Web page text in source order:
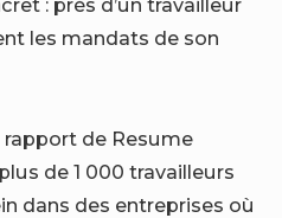
: près d’un travailleur
les mandats de son
rapport de Resume
de 1 000 travailleurs
dans des entreprises où